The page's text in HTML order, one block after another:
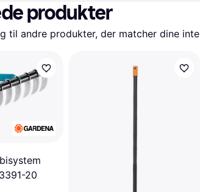
produkter
til andre produkter, der matcher dine
20